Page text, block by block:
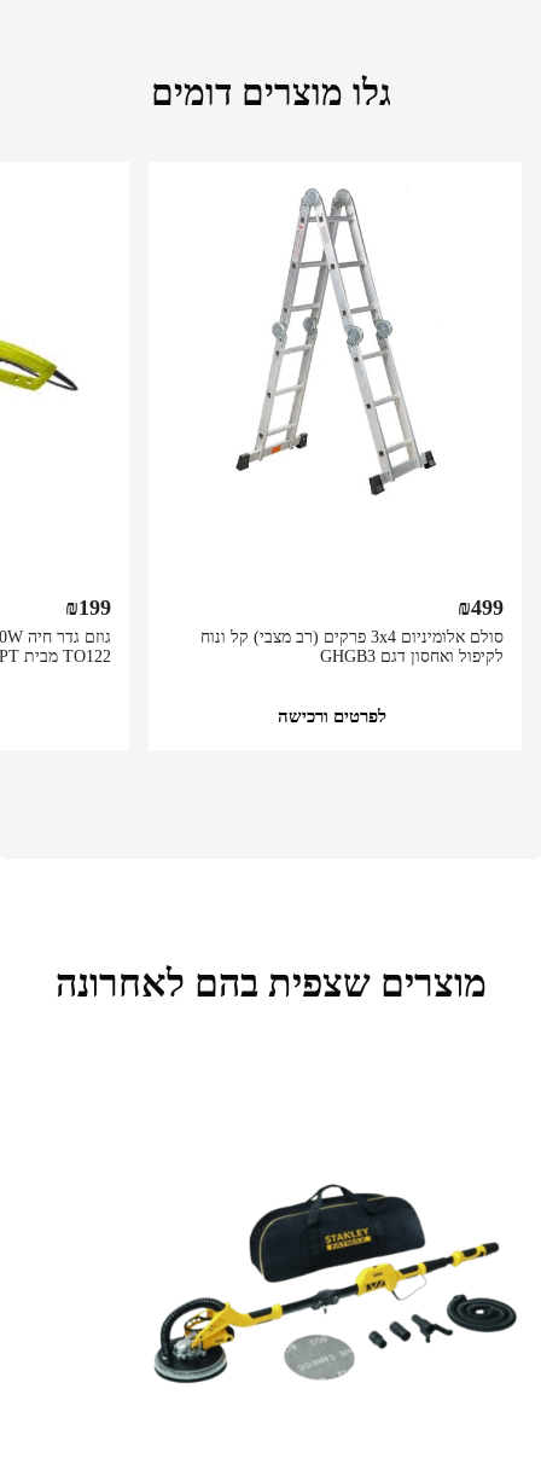
גלו מוצרים דומים
סולם אלומיניום 3x4 פרקים (רב מצבי) קל ונוח
לקיפול ואחסון דגם GHGB3
₪499
לפרטים ורכישה
TO122 מבית GPT
₪199
מוצרים שצפית בהם לאחרונה